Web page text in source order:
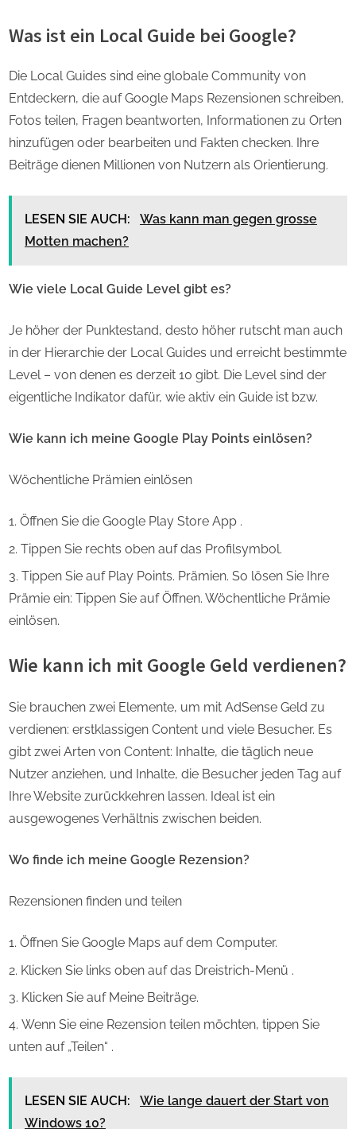
Was ist ein Local Guide bei Google?
Die Local Guides sind eine globale Community von
Entdeckern, die auf Google Maps Rezensionen schreiben,
Fotos teilen, Fragen beantworten, Informationen zu Orten
hinzufügen oder bearbeiten und Fakten checken. Ihre
Beiträge dienen Millionen von Nutzern als Orientierung.
LESEN SIE AUCH:
Was kann man gegen grosse
Motten machen?
Wie viele Local Guide Level gibt es?
Je höher der Punktestand, desto höher rutscht man auch
in der Hierarchie der Local Guides und erreicht bestimmte
Level – von denen es derzeit 10 gibt. Die Level sind der
eigentliche Indikator dafür, wie aktiv ein Guide ist bzw.
Wie kann ich meine Google Play Points einlösen?
Wöchentliche Prämien einlösen
Öffnen Sie die Google Play Store App .
Tippen Sie rechts oben auf das Profilsymbol.
Tippen Sie auf Play Points. Prämien. So lösen Sie Ihre
Prämie ein: Tippen Sie auf Öffnen. Wöchentliche Prämie
einlösen.
Wie kann ich mit Google Geld verdienen?
Sie brauchen zwei Elemente, um mit AdSense Geld zu
verdienen: erstklassigen Content und viele Besucher. Es
gibt zwei Arten von Content: Inhalte, die täglich neue
Nutzer anziehen, und Inhalte, die Besucher jeden Tag auf
Ihre Website zurückkehren lassen. Ideal ist ein
ausgewogenes Verhältnis zwischen beiden.
Wo finde ich meine Google Rezension?
Rezensionen finden und teilen
Öffnen Sie Google Maps auf dem Computer.
Klicken Sie links oben auf das Dreistrich-Menü .
Klicken Sie auf Meine Beiträge.
Wenn Sie eine Rezension teilen möchten, tippen Sie
unten auf „Teilen“ .
LESEN SIE AUCH:
Wie lange dauert der Start von
Windows 10?